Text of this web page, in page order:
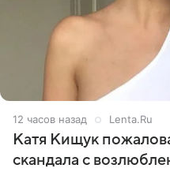
12 часов назад Lenta.Ru
Катя Кищук
скандала с